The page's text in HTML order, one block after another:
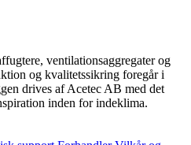
ventilationsaggregater og
og kvalitetssikring foregår i
drives af Acetec AB med det
inden for indeklima.